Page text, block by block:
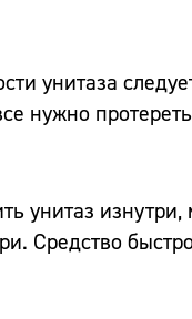
унитаза
нужно
унитаз
Средство